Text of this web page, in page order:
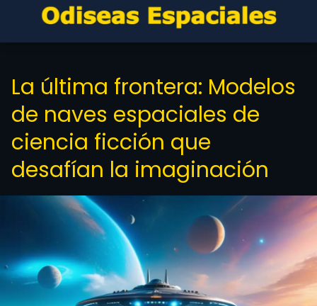
La última frontera: Modelos
de naves espaciales de
ciencia ficción que
desafían la imaginación